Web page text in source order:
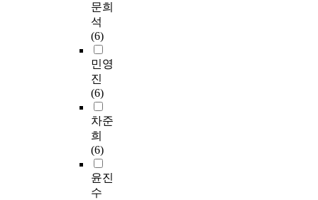
문희
석
(6)
민영
진
(6)
차준
희
(6)
윤진
수